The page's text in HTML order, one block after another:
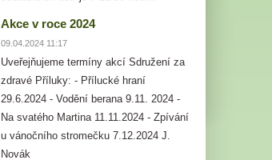
Akce v roce 2024
09.04.2024 11:17
Uveřejňujeme termíny akcí Sdružení za
zdravé Příluky: - Přílucké hraní
29.6.2024 - Vodění berana 9.11. 2024 -
Na svatého Martina 11.11.2024 - Zpívání
u vánočního stromečku 7.12.2024 J.
Novák